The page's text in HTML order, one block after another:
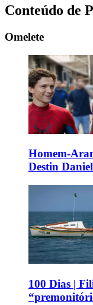
Conteúdo de
Omelete
Homem-
Destin
100 Dias |